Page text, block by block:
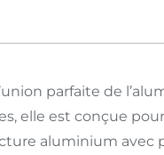
parfaite de
elle est conçue
aluminium avec